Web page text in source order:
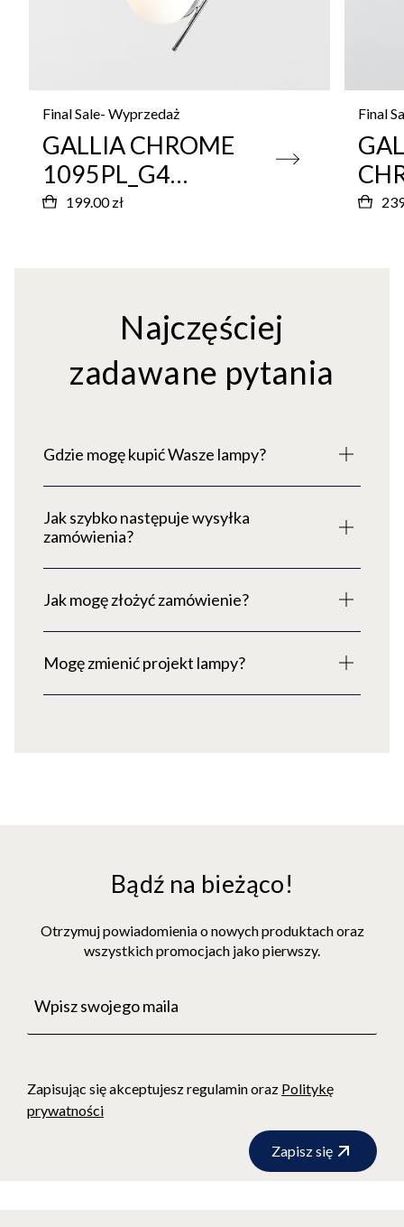
Final Sale- Wyprzedaż
GALLIA CHROME
1095PL_G4
Nowoczesny plafon
199.00 zł
Final
Najczęściej
zadawane pytania
Gdzie mogę kupić Wasze lampy?
Jak szybko następuje wysyłka
zamówienia?
Jak mogę złożyć zamówienie?
Mogę zmienić projekt lampy?
Bądź na bieżąco!
Otrzymuj powiadomienia o nowych produktach oraz
wszystkich promocjach jako pierwszy.
Zapisując się akceptujesz regulamin oraz Politykę
prywatności
Zapisz się